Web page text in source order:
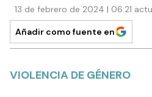
13 de febrero de 2024 | 06:21
Añadir como fuente en
VIOLENCIA DE GÉNERO